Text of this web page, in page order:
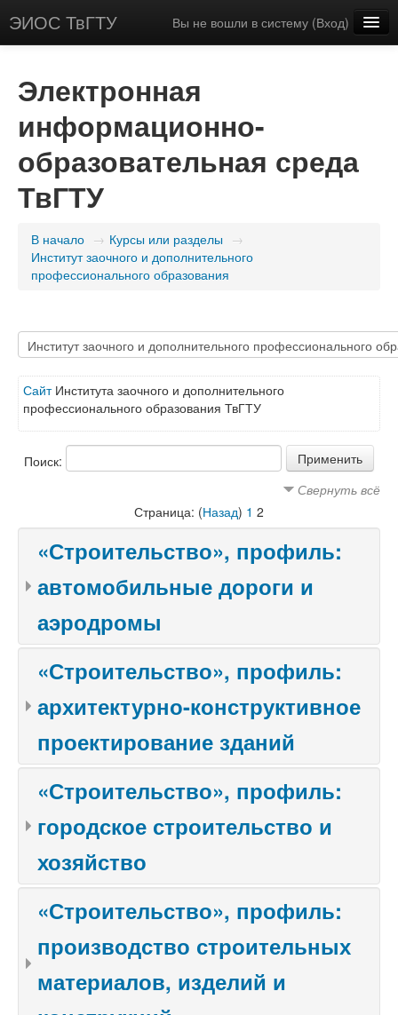
ЭИОС ТвГТУ Вы не вошли в систему (Вход)
Электронная
информационно-
образовательная среда
ТвГТУ
В начало → Курсы или разделы →
Институт заочного и дополнительного
профессионального образования
СайтИнститута заочного и дополнительного
профессионального образования ТвГТУ
Поиск:
Свернуть всё
Страница: (Назад) 1 2
«Строительство», профиль:
автомобильные дороги и
аэродромы
«Строительство», профиль:
архитектурно-конструктивное
проектирование зданий
«Строительство», профиль:
городское строительство и
хозяйство
«Строительство», профиль:
производство строительных
материалов, изделий и